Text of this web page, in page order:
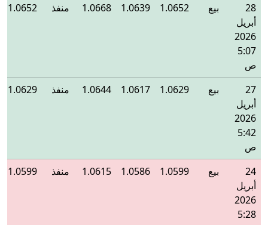
28
أبريل
2026
5:07
ص
بيع 1.0652
1.0639
1.0668 منفذ 1.0652
27
أبريل
2026
5:42
ص
بيع 1.0629
1.0617
1.0644 منفذ 1.0629
24
أبريل
2026
5:28
بيع 1.0599
1.0586
1.0615 منفذ 1.0599